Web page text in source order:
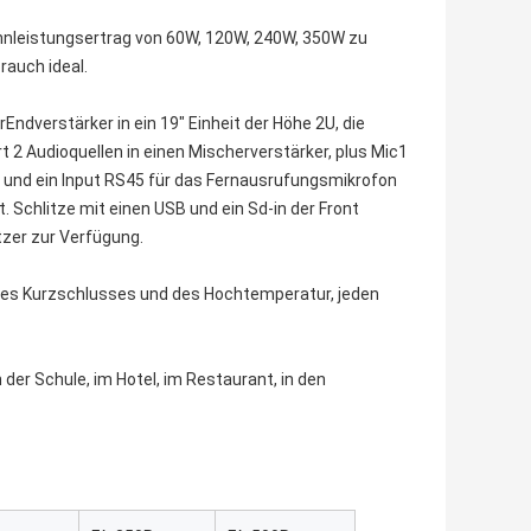
von 60W, 120W, 240W, 350W zu
ideal.
in ein 19" Einheit der Höhe 2U, die
Audioquellen in einen Mischerverstärker, plus Mic1
ein Input RS45 für das Fernausrufungsmikrofon
mit einen USB und ein Sd-in der Front
zur Verfügung.
Kurzschlusses und des Hochtemperatur, jeden
Schule, im Hotel, im Restaurant, in den